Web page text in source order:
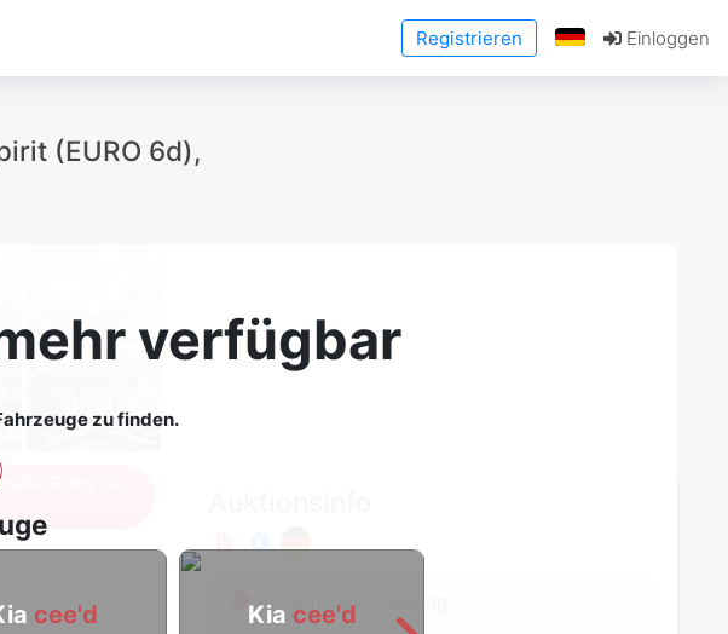
Registrieren Einloggen
(EURO 6d),
verfügbar
zu finden.
cee'd Kia cee'd
Auktionsbeschreibung
alle Fotos zu